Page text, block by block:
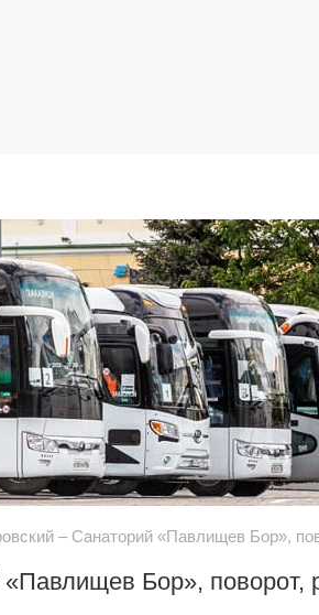
– Санаторий «Павлищев Бор»,
Бор», поворот,